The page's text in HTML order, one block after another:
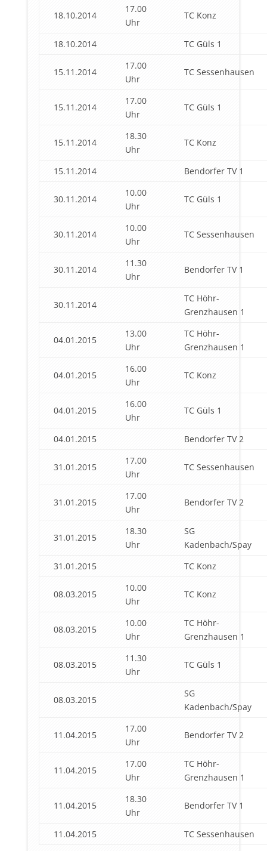
18.10.2014
17.00
Uhr
TC Konz
18.10.2014 TC Güls 1
15.11.2014
17.00
Uhr
TC Sessenhausen
15.11.2014
17.00
Uhr
TC Güls 1
15.11.2014
18.30
Uhr
TC Konz
15.11.2014 Bendorfer TV 1
30.11.2014
10.00
Uhr
TC Güls 1
30.11.2014
10.00
Uhr
TC Sessenhausen
30.11.2014
11.30
Uhr
Bendorfer TV 1
30.11.2014
TC Höhr-
Grenzhausen 1
04.01.2015
13.00
Uhr
TC Höhr-
Grenzhausen 1
04.01.2015
16.00
Uhr
TC Konz
04.01.2015
16.00
Uhr
TC Güls 1
04.01.2015 Bendorfer TV 2
31.01.2015
17.00
Uhr
TC Sessenhausen
31.01.2015
17.00
Uhr
Bendorfer TV 2
31.01.2015
18.30
Uhr
SG
Kadenbach/Spay
31.01.2015
TC Konz
08.03.2015
10.00
Uhr
TC Konz
08.03.2015
10.00
Uhr
TC Höhr-
Grenzhausen 1
08.03.2015
11.30
Uhr
TC Güls 1
08.03.2015
SG
Kadenbach/Spay
11.04.2015
17.00
Uhr
Bendorfer TV 2
11.04.2015
17.00
Uhr
TC Höhr-
Grenzhausen 1
11.04.2015
18.30
Uhr
Bendorfer TV 1
11.04.2015 TC Sessenhausen